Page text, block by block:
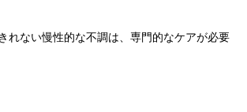
れない慢性的な不調は、専門的なケアが必要